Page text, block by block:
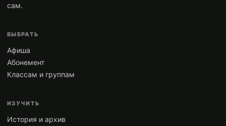
сам.
ВЫБРАТЬ
Афиша
Абонемент
Классам и группам
ИЗУЧИТЬ
История и архив